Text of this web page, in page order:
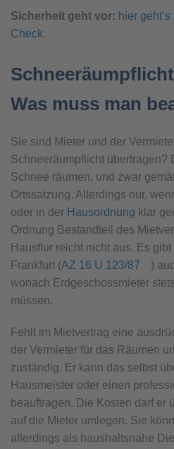
Sicherheit geht vor: hier
Check.
Was muss man
Sie sind Mieter und der
Schneeräumpflicht übertragen?
Schnee räumen, und zwar
Ortssatzung. Allerdings nur,
oder in der Hausordnung klar
Ordnung Bestandteil des
Hausflur reicht nicht aus. Es
Frankfurt (AZ 16 U 123/87
)
wonach Erdgeschoss­mieter
müssen.
Fehlt im Mietvertrag eine
der Vermieter für das Räumen
zuständig. Er kann das selbst
Hausmeister oder einen
beauftragen. Die Kosten darf er
auf die Mieter umlegen. Sie
allerdings als haushaltsnahe